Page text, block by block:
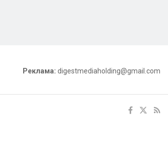
Реклама: digestmediaholding@gmail.com